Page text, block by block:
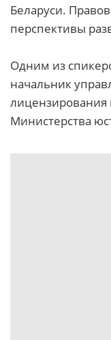
Беларуси.
перспективы
Одним из
начальник
лицензирования
Министерства